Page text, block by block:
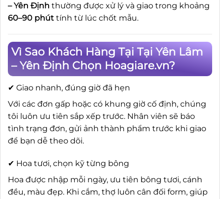
– Yên Định thường được xử lý và giao trong khoảng
60–90 phút tính từ lúc chốt mẫu.
Vì Sao Khách Hàng Tại Tại Yên Lâm
– Yên Định Chọn Hoagiare.vn?
✔ Giao nhanh, đúng giờ đã hẹn
Với các đơn gấp hoặc có khung giờ cố định, chúng
tôi luôn ưu tiên sắp xếp trước. Nhân viên sẽ báo
tình trạng đơn, gửi ảnh thành phẩm trước khi giao
để bạn dễ theo dõi.
✔ Hoa tươi, chọn kỹ từng bông
Hoa được nhập mỗi ngày, ưu tiên bông tươi, cánh
đều, màu đẹp. Khi cắm, thợ luôn cân đối form, giúp